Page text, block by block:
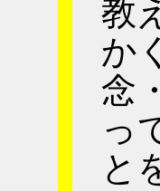
教
か
念
っ
と